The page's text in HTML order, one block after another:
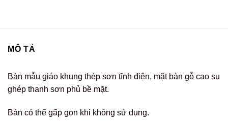
MÔ TẢ
Bàn mẫu giáo khung thép sơn tĩnh điện, mặt bàn gỗ cao su
ghép thanh sơn phủ bề mặt.
Bàn có thể gấp gọn khi không sử dụng.